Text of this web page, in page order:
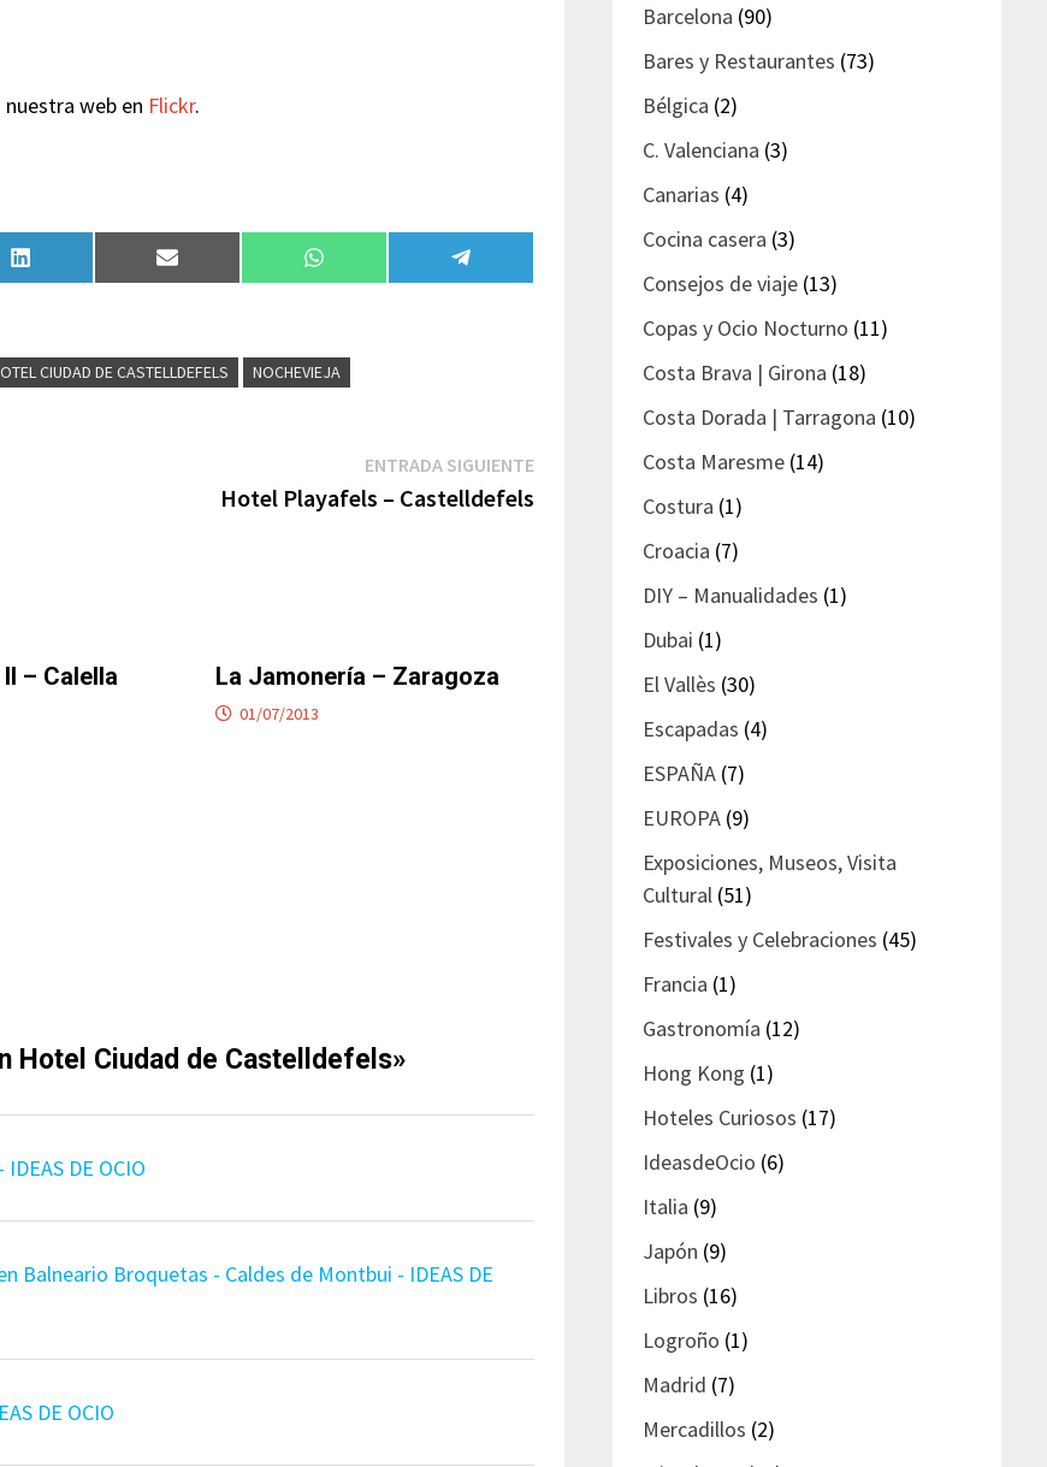
web en Flickr.
Compartir
en
Compartir
en
Compartir
en
Compartir
en
CIUDAD DE CASTELLDEFELS NOCHEVIEJA
ENTRADA SIGUIENTEEntrada
Hotel Playafels – Castelldefels
– Calella La Jamonería – Zaragoza
01/07/2013
Hotel Ciudad de Castelldefels»
DE OCIO
Balneario Broquetas - Caldes de Montbui - IDEAS DE
DE OCIO
Barcelona (90)
Bares y Restaurantes (73)
Bélgica (2)
C. Valenciana (3)
Canarias (4)
Cocina casera (3)
Consejos de viaje (13)
Copas y Ocio Nocturno (11)
Costa Brava | Girona (18)
Costa Dorada | Tarragona (10)
Costa Maresme (14)
Costura (1)
Croacia (7)
DIY – Manualidades (1)
Dubai (1)
El Vallès (30)
Escapadas (4)
ESPAÑA (7)
EUROPA (9)
Exposiciones, Museos, Visita
Cultural (51)
Festivales y Celebraciones (45)
Francia (1)
Gastronomía (12)
Hong Kong (1)
Hoteles Curiosos (17)
IdeasdeOcio (6)
Italia (9)
Japón (9)
Libros (16)
Logroño (1)
Madrid (7)
Mercadillos (2)